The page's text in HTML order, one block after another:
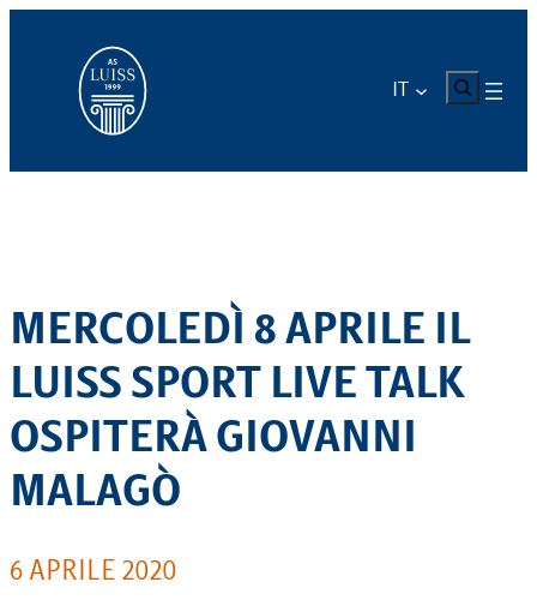
contenuto
CERCA
MERCOLEDÌ 8 APRILE IL
LUISS SPORT LIVE TALK
OSPITERÀ GIOVANNI
MALAGÒ
6 APRILE 2020